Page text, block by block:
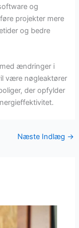
og
projekter mere
og bedre
ændringer i
være nøgleaktører
der opfylder
Næste Indlæg →